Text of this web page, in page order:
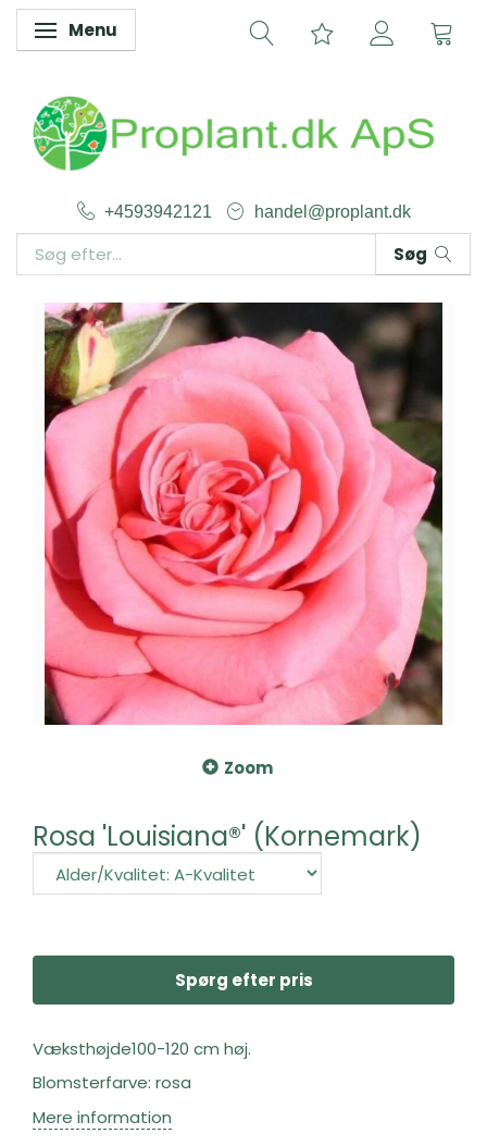
Skifte navigation
Menu
+4593942121 handel@proplant.dk
Søg
Zoom
Rosa 'Louisiana®' (Kornemark)
Spørg efter pris
Væksthøjde100-120 cm høj.
Blomsterfarve: rosa
Mere information